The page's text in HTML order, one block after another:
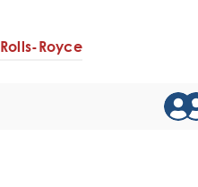
Rolls-Royce